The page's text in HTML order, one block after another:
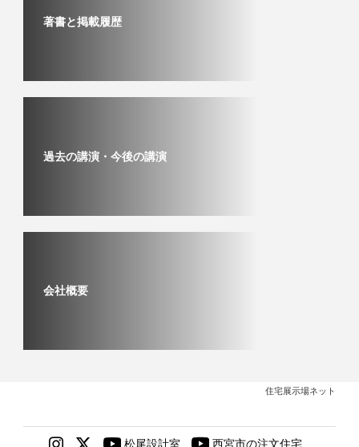
著書と掲載履歴
過去の講演・今後の講演
会社概要
住宅展示場ネット